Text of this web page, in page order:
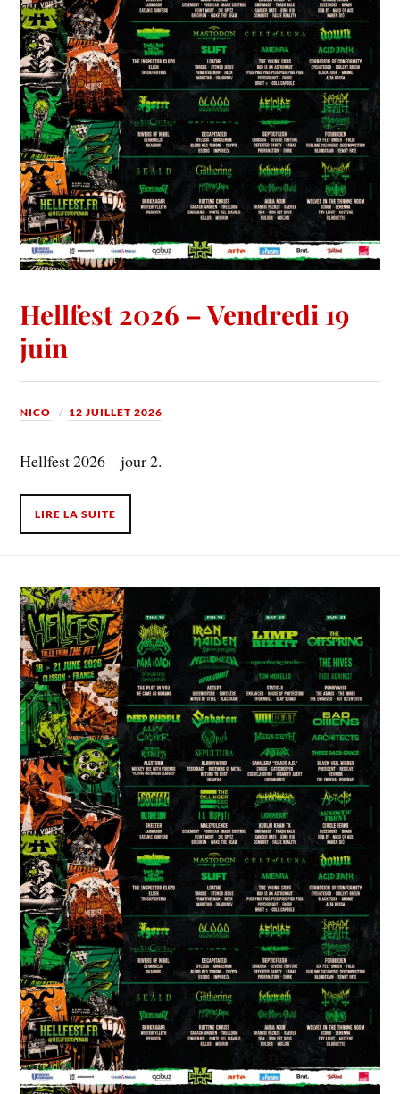
Hellfest 2026 – Vendredi 19
juin
NICO 12 JUILLET 2026
Hellfest 2026 – jour 2.
LIRE LA SUITE